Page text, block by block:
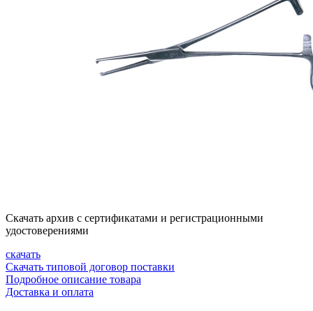
Скачать архив с сертификатами и регистрационными
удостоверениями
скачать
Скачать типовой договор поставки
Подробное описание товара
Доставка и оплата